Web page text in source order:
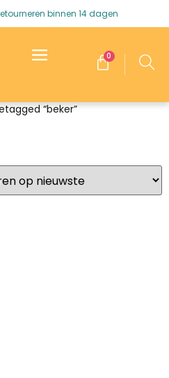
binnen 14 dagen
0
“beker”